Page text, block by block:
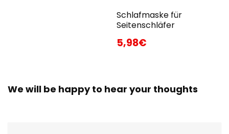
Schlafmaske für
Seitenschläfer
5,98€
We will be happy to hear your thoughts